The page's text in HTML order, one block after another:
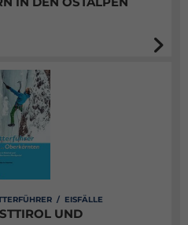
/ EISFÄLLE
UND